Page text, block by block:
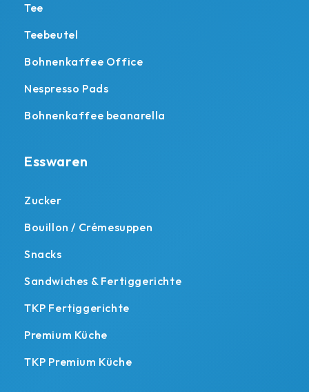
Tee
Teebeutel
Bohnenkaffee Office
Nespresso Pads
Bohnenkaffee beanarella
Esswaren
Zucker
Bouillon / Crémesuppen
Snacks
Sandwiches & Fertiggerichte
TKP Fertiggerichte
Premium Küche
TKP Premium Küche